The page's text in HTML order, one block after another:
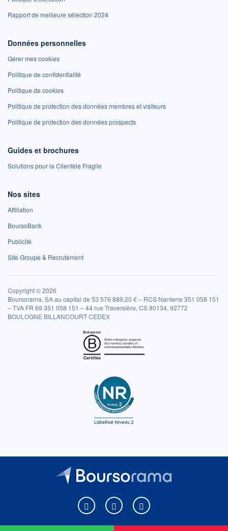
Rapport de meilleure sélection 2024
Données personnelles
Gérer mes cookies
Politique de confidentialité
Politique de cookies
Politique de protection des données membres et visiteurs
Politique de protection des données prospects
Guides et brochures
Solutions pour la Clientèle Fragile
Nos sites
Affiliation
BoursoBank
Publicité
Site Groupe & Recrutement
Copyright © 2026
Boursorama, SA au capital de 53 576 889,20 € – RCS Nanterre 351 058 151
– TVA FR 69 351 058 151 – 44 rue Traversière, CS 80134, 92772
BOULOGNE BILLANCOURT CEDEX
Boursorama sur Facebook
Boursorama sur XBoursorama sur